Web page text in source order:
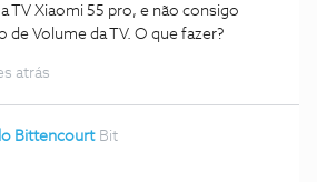
TV Xiaomi 55 pro, e não consigo
Volume da TV. O que fazer?
atrás
Bittencourt Bit